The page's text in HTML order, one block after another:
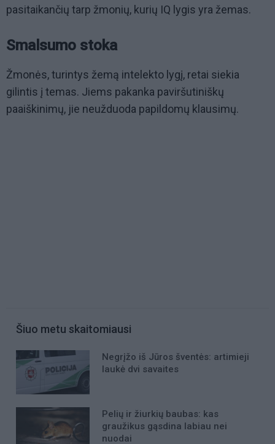
pasitaikančių tarp žmonių, kurių IQ lygis yra žemas.
Smalsumo stoka
Žmonės, turintys žemą intelekto lygį, retai siekia
gilintis į temas. Jiems pakanka paviršutiniškų
paaiškinimų, jie neužduoda papildomų klausimų.
Šiuo metu skaitomiausi
Negrįžo iš Jūros šventės: artimieji
laukė dvi savaites
Pelių ir žiurkių baubas: kas
graužikus gąsdina labiau nei
nuodai